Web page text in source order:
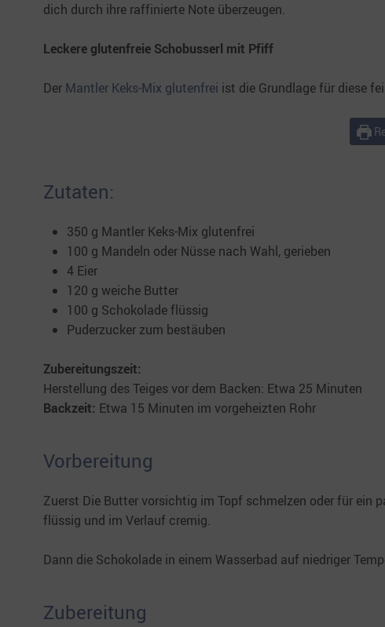
dich durch ihre raffinierte Note überzeugen.
Leckere glutenfreie Schobusserl mit Pfiff
Der Mantler Keks-Mix glutenfrei ist die Grundlage für diese
Zutaten:
350 g Mantler Keks-Mix glutenfrei
100 g Mandeln oder Nüsse nach Wahl, gerieben
4 Eier
120 g weiche Butter
100 g Schokolade flüssig
Puderzucker zum bestäuben
Zubereitungszeit:
Herstellung des Teiges vor dem Backen: Etwa 25 Minuten
Backzeit: Etwa 15 Minuten im vorgeheizten Rohr
Vorbereitung
Zuerst Die Butter vorsichtig im Topf schmelzen oder für ein
flüssig und im Verlauf cremig.
Dann die Schokolade in einem Wasserbad auf niedriger
Zubereitung